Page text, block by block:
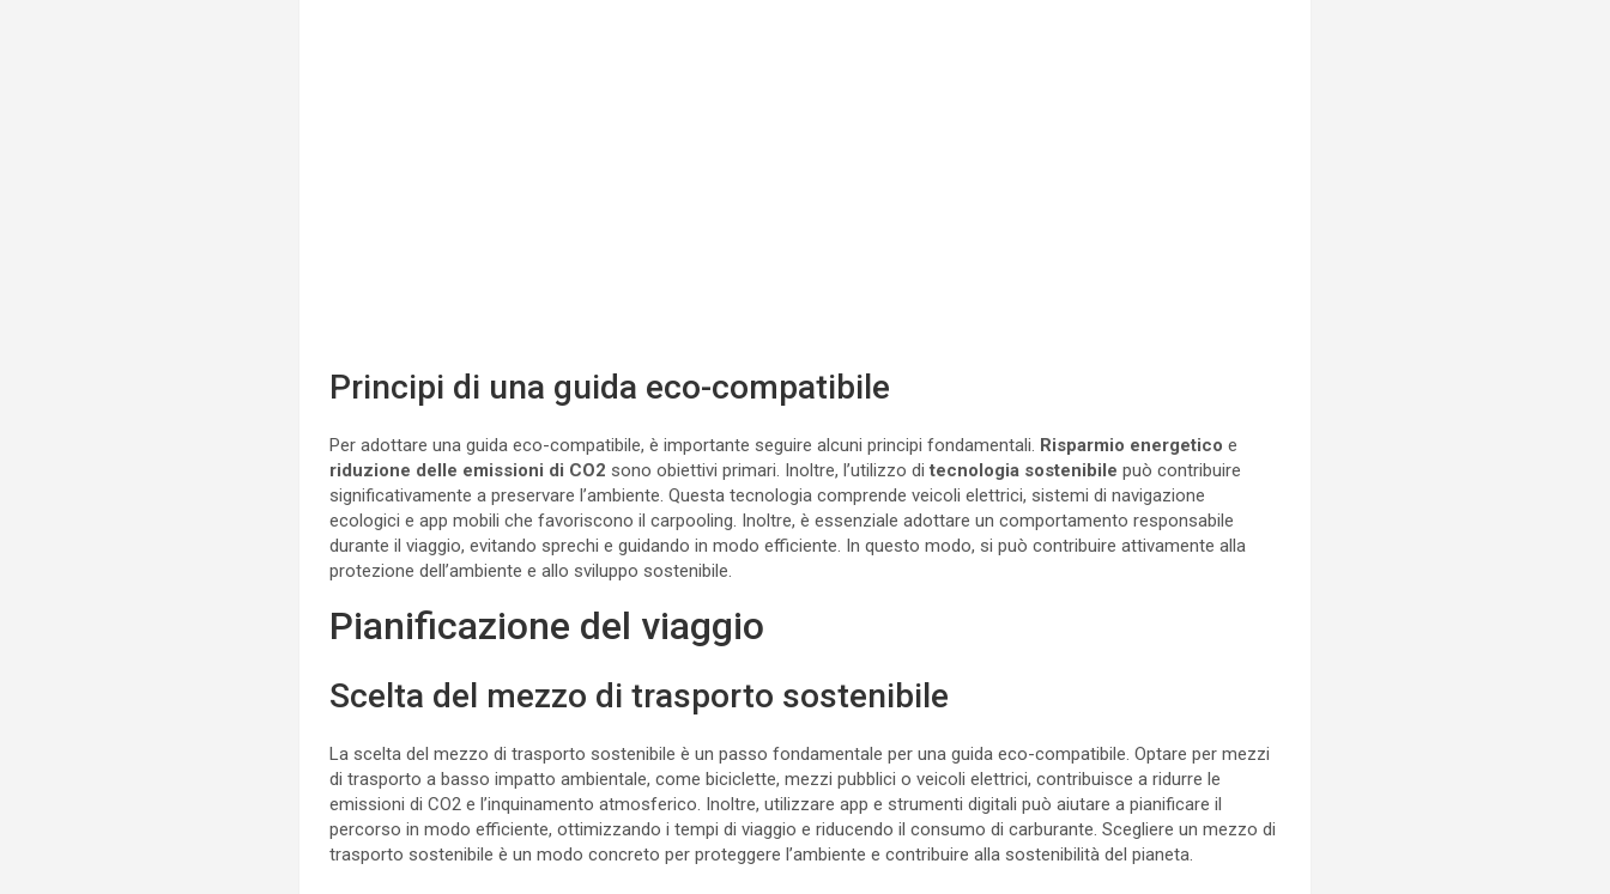
Principi di una guida eco-compatibile
Per adottare una guida eco-compatibile, è importante seguire alcuni principi fondamentali. Risparmio energetico e
riduzione delle emissioni di CO2 sono obiettivi primari. Inoltre, l’utilizzo ditecnologia sostenibile può contribuire
significativamente a preservare l’ambiente. Questa tecnologia comprende veicoli elettrici, sistemi di navigazione
ecologici e app mobili che favoriscono il carpooling. Inoltre, è essenziale adottare un comportamento responsabile
durante il viaggio, evitando sprechi e guidando in modo efficiente. In questo modo, si può contribuire attivamente alla
protezione dell’ambiente e allo sviluppo sostenibile.
Pianificazione del viaggio
Scelta del mezzo di trasporto sostenibile
La scelta del mezzo di trasporto sostenibile è un passo fondamentale per una guida eco-compatibile. Optare per mezzi
di trasporto a basso impatto ambientale, come biciclette, mezzi pubblici o veicoli elettrici, contribuisce a ridurre le
emissioni di CO2 e l’inquinamento atmosferico. Inoltre, utilizzare app e strumenti digitali può aiutare a pianificare il
percorso in modo efficiente, ottimizzando i tempi di viaggio e riducendo il consumo di carburante. Scegliere un mezzo di
trasporto sostenibile è un modo concreto per proteggere l’ambiente e contribuire alla sostenibilità del pianeta.